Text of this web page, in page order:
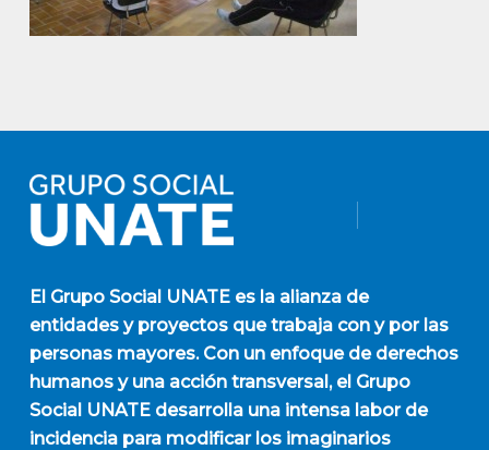
El Grupo Social UNATEes la alianza de
entidades y proyectos que trabaja con y por las
personas mayores. Con un enfoque de derechos
humanos y una acción transversal, el Grupo
Social UNATE desarrolla una intensa labor de
incidencia para modificar los imaginarios